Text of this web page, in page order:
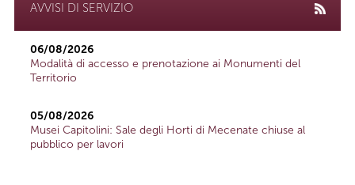
AVVISI DI SERVIZIO
06/08/2026
Modalità di accesso e prenotazione ai Monumenti del
Territorio
05/08/2026
Musei Capitolini: Sale degli Horti di Mecenate chiuse al
pubblico per lavori